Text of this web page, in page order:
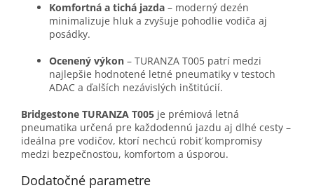
Komfortná a tichá jazda – moderný dezén
minimalizuje hluk a zvyšuje pohodlie vodiča aj
posádky.
Ocenený výkon – TURANZA T005 patrí medzi
najlepšie hodnotené letné pneumatiky v testoch
ADAC a ďalších nezávislých inštitúcií.
Bridgestone TURANZA T005 je prémiová letná
pneumatika určená pre každodennú jazdu aj dlhé cesty –
ideálna pre vodičov, ktorí nechcú robiť kompromisy
medzi bezpečnosťou, komfortom a úsporou.
Dodatočné parametre